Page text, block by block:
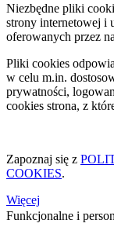
Niezbędne pliki
strony internetowej i
oferowanych przez
Pliki cookies
w celu m.in.
prywatności,
cookies strona, z
Zapoznaj się z
COOKIES.
Więcej
Funkcjonalne i